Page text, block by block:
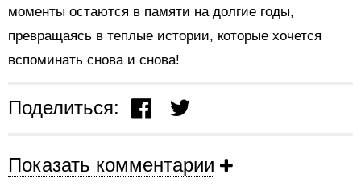
моменты остаются в памяти на долгие годы,
превращаясь в теплые истории, которые хочется
вспоминать снова и снова!
Поделиться:
Показать комментарии